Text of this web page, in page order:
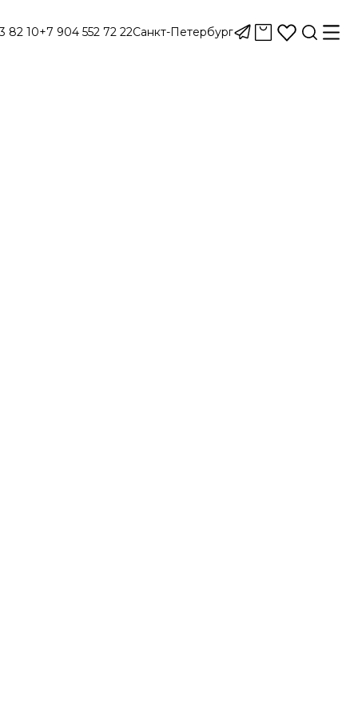
82 10+7 904 552 72 22Санкт-Петербург